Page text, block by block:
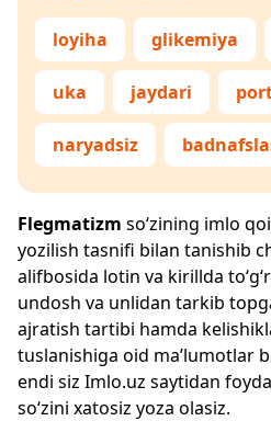
loyiha glikemiya
uka jaydari
naryadsiz
Flegmatizm so‘zining imlo
yozilish tasnifi bilan tanishib
alifbosida lotin va kirillda
undosh va unlidan tarkib
ajratish tartibi hamda
tuslanishiga oid ma’lumotlar
endi siz Imlo.uz saytidan
so‘zini xatosiz yoza olasiz.